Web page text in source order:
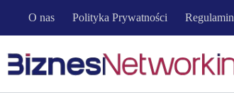
O nas Polityka Prywatności Regulamin